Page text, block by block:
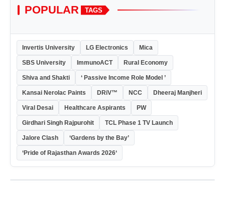
POPULAR TAGS
Invertis University LG Electronics Mica
SBS University ImmunoACT Rural Economy
Shiva and Shakti ‘ Passive Income Role Model ’
Kansai Nerolac Paints DRiV™ NCC Dheeraj Manjheri
Viral Desai Healthcare Aspirants PW
Girdhari Singh Rajpurohit TCL Phase 1 TV Launch
Jalore Clash ‘Gardens by the Bay’
‘Pride of Rajasthan Awards 2026‘